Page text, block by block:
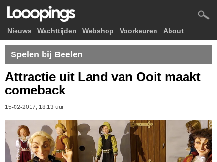
Nieuws Wachttijden Webshop Voorkeuren About
Spelen bij Beelen
Attractie uit Land van Ooit maakt
comeback
15-02-2017, 18.13 uur